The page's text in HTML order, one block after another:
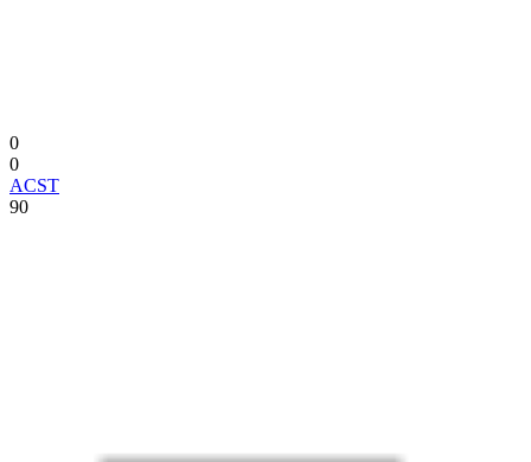
0
0
ACST
90